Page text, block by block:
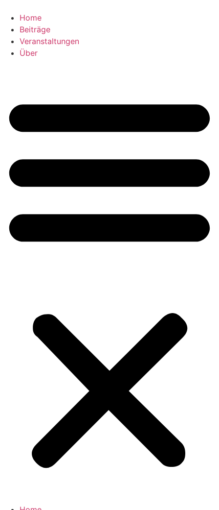
Inhalt
wechseln
Home
Beiträge
Veranstaltungen
Über